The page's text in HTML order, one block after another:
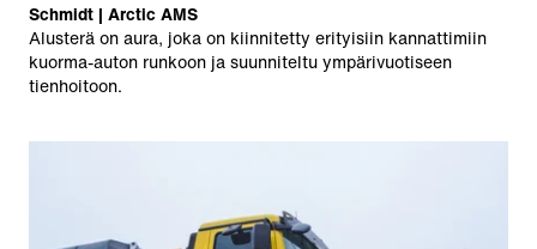
Schmidt | Arctic AMS
Alusterä on aura, joka on kiinnitetty erityisiin kannattimiin
kuorma-auton runkoon ja suunniteltu ympärivuotiseen
tienhoitoon.